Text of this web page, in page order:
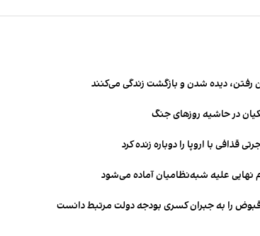
رفتن، دیده شدن و بازگشت زندگی می‌کنند
در حاشیه روزهای جنگ
قذافی با اروپا را دوباره زنده کرد
نهایی علیه شبه‌نظامیان آماده می‌شود
را به جبران کسری بودجه دولت مرتبط دانست